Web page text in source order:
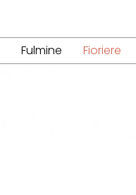
Fulmine Fioriere